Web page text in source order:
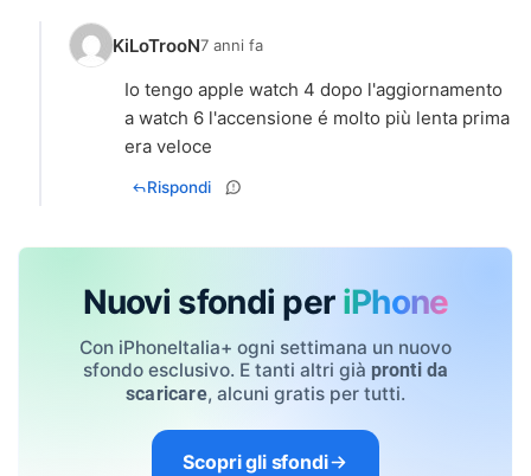
KiLoTrooN7 anni fa
Io tengo apple watch 4 dopo l'aggiornamento
a watch 6 l'accensione é molto più lenta prima
era veloce
Rispondi
Nuovi sfondi per iPhone
Con iPhoneItalia+ ogni settimana un nuovo
sfondo esclusivo. E tanti altri già pronti da
scaricare, alcuni gratis per tutti.
Scopri gli sfondi